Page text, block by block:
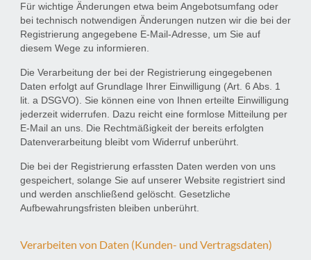
Für wichtige Änderungen etwa beim Angebotsumfang oder
bei technisch notwendigen Änderungen nutzen wir die bei der
Registrierung angegebene E-Mail-Adresse, um Sie auf
diesem Wege zu informieren.
Die Verarbeitung der bei der Registrierung eingegebenen
Daten erfolgt auf Grundlage Ihrer Einwilligung (Art. 6 Abs. 1
lit. a DSGVO). Sie können eine von Ihnen erteilte Einwilligung
jederzeit widerrufen. Dazu reicht eine formlose Mitteilung per
E-Mail an uns. Die Rechtmäßigkeit der bereits erfolgten
Datenverarbeitung bleibt vom Widerruf unberührt.
Die bei der Registrierung erfassten Daten werden von uns
gespeichert, solange Sie auf unserer Website registriert sind
und werden anschließend gelöscht. Gesetzliche
Aufbewahrungsfristen bleiben unberührt.
Verarbeiten von Daten (Kunden- und Vertragsdaten)